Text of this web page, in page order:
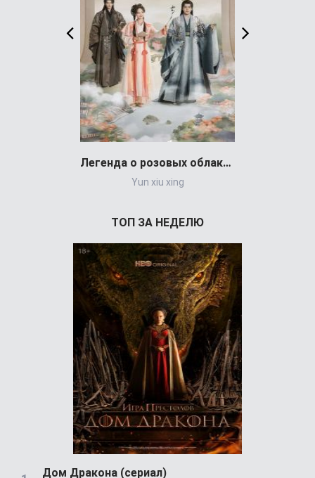
Легенда о розовых облаках (сериал)
Yun xiu xing
ТОП ЗА НЕДЕЛЮ
Дом Дракона (сериал)